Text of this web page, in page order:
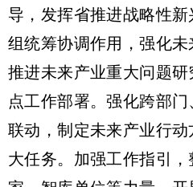
导，发挥省推进战略性
组统筹协调作用，强化未
推进未来产业重大问题
点工作部署。强化跨部
联动，制定未来产业行
大任务。加强工作指引